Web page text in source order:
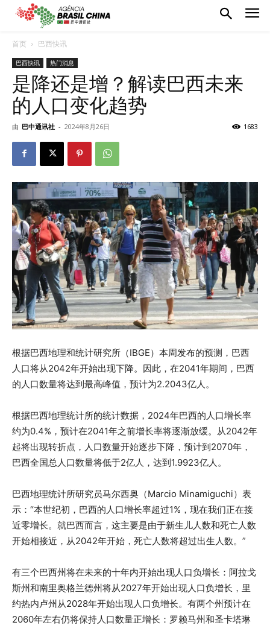
首页 巴西快讯
巴西快讯 热门消息
是降还是增？解读巴西未来
的人口变化趋势
由 巴中通讯社 - 2024年8月26日 1683
根据巴西地理和统计研究所（IBGE）本周发布的预测，巴西
人口将从2042年开始出现下降。因此，在2041年期间，巴西
的人口数量将达到最高峰值，预计为2.2043亿人。
根据巴西地理统计所的统计数据，2024年巴西的人口增长率
约为0.4%，预计在2041年之前增长率将逐渐放缓。从2042年
起将出现转折点，人口数量开始逐步下降，预计到2070年，
巴西全国总人口数量将低于2亿人，达到1.9923亿人。
巴西地理统计所研究员马尔西奥（Marcio Minamiguchi）表
示：“本世纪初，巴西的人口增长率超过1%，现在我们正在接
近零增长。就巴西而言，这主要是由于新生儿人数和死亡人数
开始相接近，从2042年开始，死亡人数将超过出生人数。”
有三个巴西州将在未来的十年内开始出现人口负增长：阿拉戈
斯州和南里奥格兰德州将从2027年开始出现人口负增长，里
约热内卢州从2028年开始出现人口负增长。有两个州预计在
2060年左右仍将保持人口数量正增长：罗赖马州和圣卡塔琳